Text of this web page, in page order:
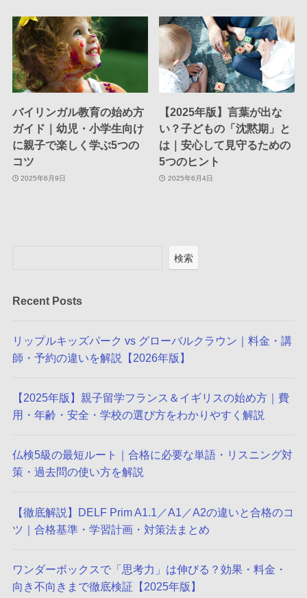
バイリンガル教育の始め方
ガイド｜幼児・小学生向け
に親子で楽しく学ぶ5つの
コツ
2025年6月9日
【2025年版】言葉が出な
い？子どもの「沈黙期」と
は｜安心して見守るための
5つのヒント
2025年6月4日
検索
Recent Posts
リップルキッズパーク vs グローバルクラウン｜料金・講
師・予約の違いを解説【2026年版】
【2025年版】親子留学フランス＆イギリスの始め方｜費
用・年齢・安全・学校の選び方をわかりやすく解説
仏検5級の最短ルート｜合格に必要な単語・リスニング対
策・過去問の使い方を解説
【徹底解説】DELF Prim A1.1／A1／A2の違いと合格のコ
ツ｜合格基準・学習計画・対策法まとめ
ワンダーボックスで「思考力」は伸びる？効果・料金・
向き不向きまで徹底検証【2025年版】